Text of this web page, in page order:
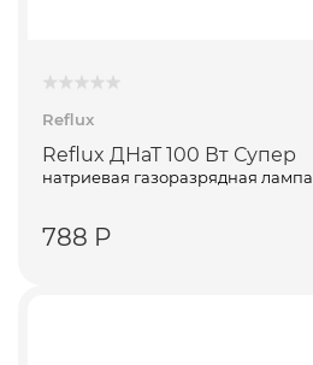
Reflux
Reflux ДНаТ 100 Вт Супер
натриевая газоразрядная лампа
788 Р